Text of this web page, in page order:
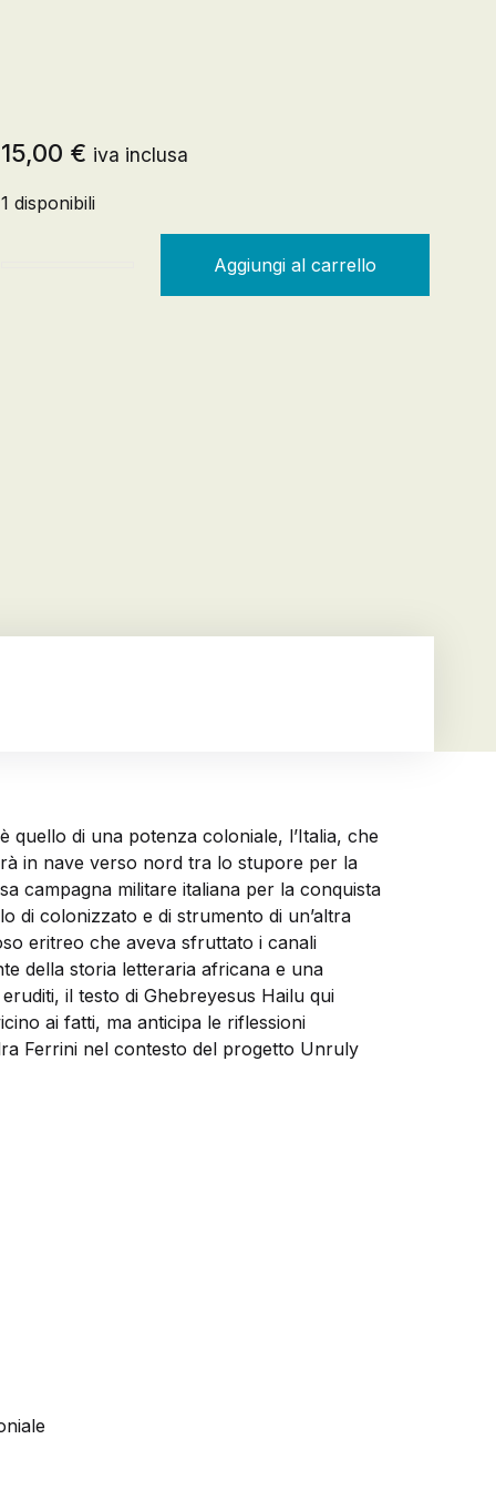
Creare un account
15,00 € iva inclusa
1 disponibili
L'ascaro. Una storia anticoloniale quantità
Aggiungi al carrello
quello di una potenza coloniale, l’Italia, che
in nave verso nord tra lo stupore per la
campagna militare italiana per la conquista
di colonizzato e di strumento di un’altra
eritreo che aveva sfruttato i canali
della storia letteraria africana e una
il testo di Ghebreyesus Hailu qui
ai fatti, ma anticipa le riflessioni
Ferrini nel contesto del progetto Unruly